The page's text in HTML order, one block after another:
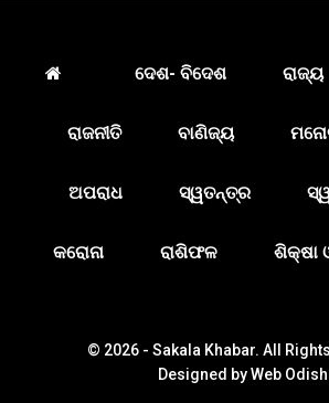
ଦେଶ- ବିଦେଶ ରାଜ୍ୟ
ରାଜନୀତି ବାଣିଜ୍ୟ
ଅପରାଧ ସ୍ୱତନ୍ତ୍ର
କରୋନା ରାଶିଫଳ ଶିକ୍ଷା
© 2026 - Sakala Khabar. All
Designed byWeb